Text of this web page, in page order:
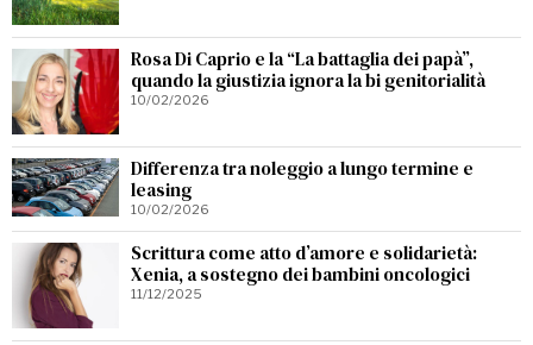
Rosa Di Caprio e la “La battaglia dei papà”,
quando la giustizia ignora la bi genitorialità
10/02/2026
Differenza tra noleggio a lungo termine e
leasing
10/02/2026
Scrittura come atto d’amore e solidarietà:
Xenia, a sostegno dei bambini oncologici
11/12/2025